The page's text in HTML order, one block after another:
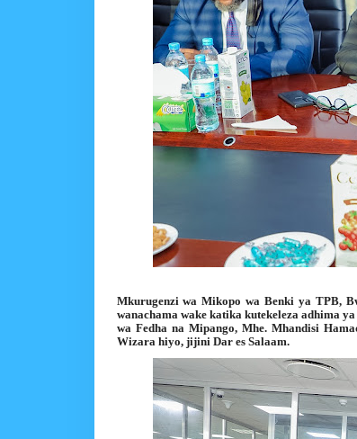
Mkurugenzi wa Mikopo wa Benki ya TPB,
wanachama wake katika kutekeleza adhima
wa Fedha na Mipango, Mhe. Mhandisi
Wizara hiyo, jijini Dar es Salaam.